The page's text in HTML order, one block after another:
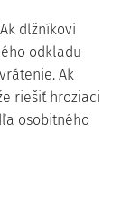
dlžníkovi
odkladu
Ak
riešiť hroziaci
osobitného